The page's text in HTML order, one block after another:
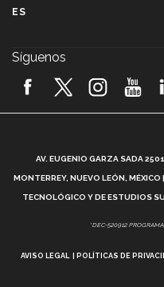
2026! (video)
¿Cómo es el
Vida Tec:
ES
Síguenos
AV. EUGENIO GARZA SADA
MONTERREY, NUEVO LEÓN,
TECNOLÓGICO Y DE ESTUDIOS
*DEC-520912
AVISO LEGAL POLÍTICAS DE